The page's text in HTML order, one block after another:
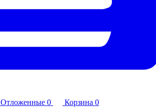
Отложенные 0 Корзина 0